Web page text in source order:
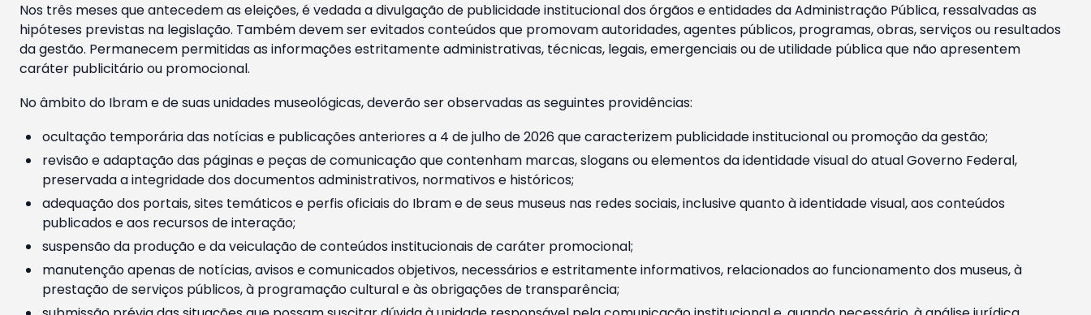
Nos três meses que antecedem as eleições, é vedada a divulgação de publicidade institucional dos órgãos e entidades da Administração Pública, ressalvadas as
hipóteses previstas na legislação. Também devem ser evitados conteúdos que promovam autoridades, agentes públicos, programas, obras, serviços ou resultados
da gestão. Permanecem permitidas as informações estritamente administrativas, técnicas, legais, emergenciais ou de utilidade pública que não apresentem
caráter publicitário ou promocional.
No âmbito do Ibram e de suas unidades museológicas, deverão ser observadas as seguintes providências:
ocultação temporária das notícias e publicações anteriores a 4 de julho de 2026 que caracterizem publicidade institucional ou promoção da gestão;
revisão e adaptação das páginas e peças de comunicação que contenham marcas, slogans ou elementos da identidade visual do atual Governo Federal,
preservada a integridade dos documentos administrativos, normativos e históricos;
adequação dos portais, sites temáticos e perfis oficiais do Ibram e de seus museus nas redes sociais, inclusive quanto à identidade visual, aos conteúdos
publicados e aos recursos de interação;
suspensão da produção e da veiculação de conteúdos institucionais de caráter promocional;
manutenção apenas de notícias, avisos e comunicados objetivos, necessários e estritamente informativos, relacionados ao funcionamento dos museus, à
prestação de serviços públicos, à programação cultural e às obrigações de transparência;